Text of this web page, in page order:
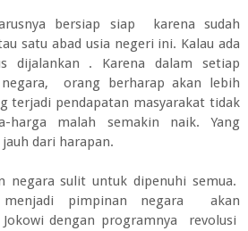
bersiap siap karena sudah
satu abad usia negeri ini. Kalau ada
dijalankan . Karena dalam setiap
orang berharap akan lebih
terjadi pendapatan masyarakat tidak
harga malah semakin naik. Yang
dari harapan.
negara sulit untuk dipenuhi semua.
menjadi pimpinan negara akan
dengan programnya revolusi